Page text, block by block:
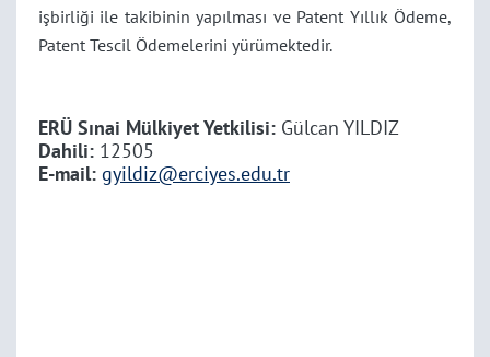
işbirliği ile takibinin yapılması ve Patent Yıllık Ödeme,
Patent Tescil Ödemelerini yürümektedir.
ERÜ Sınai Mülkiyet Yetkilisi: Gülcan YILDIZ
Dahili: 12505
E-mail: gyildiz@erciyes.edu.tr